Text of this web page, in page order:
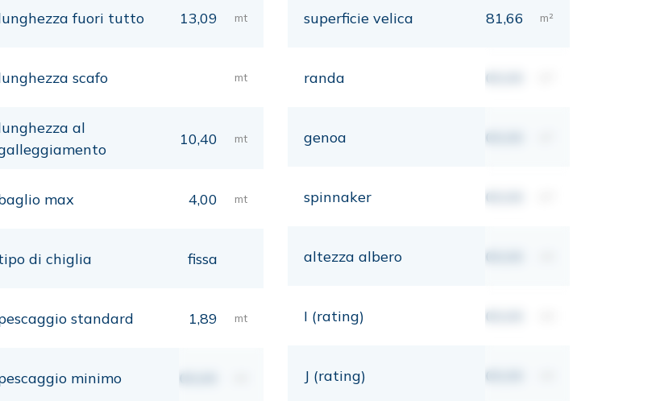
fuori tutto 13,09 mt
scafo mt
al
10,40 mt
max 4,00 mt
di chiglia fissa
standard 1,89 mt
minimo 00,00
superficie velica 81,66 m²
randa 00,00
genoa 00,00
spinnaker 00,00
altezza albero 00,00
I (rating) 00,00
J (rating) 00,00